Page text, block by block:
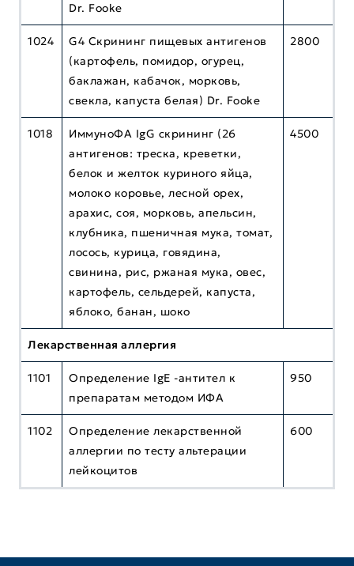
Dr. Fooke
1024
G4 Скрининг пищевых антигенов
(картофель, помидор, огурец,
баклажан, кабачок, морковь,
свекла, капуста белая) Dr. Fooke
2800
1018
ИммуноФА IgG скрининг (26
антигенов: треска, креветки,
белок и желток куриного яйца,
молоко коровье, лесной орех,
арахис, соя, морковь, апельсин,
клубника, пшеничная мука, томат,
лосось, курица, говядина,
свинина, рис, ржаная мука, овес,
картофель, сельдерей, капуста,
яблоко, банан, шоко
4500
Лекарственная аллергия
1101
Определение IgE -антител к
препаратам методом ИФА
950
1102
Определение лекарственной
аллергии по тесту альтерации
лейкоцитов
600